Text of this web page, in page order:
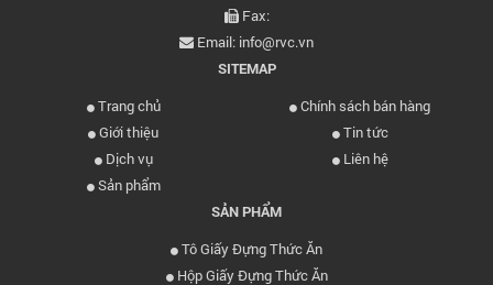
Fax:
Email: info@rvc.vn
SITEMAP
Trang chủ
Chính sách bán hàng
Giới thiệu
Tin tức
Dịch vụ
Liên hệ
Sản phẩm
SẢN PHẨM
Tô Giấy Đựng Thức Ăn
Hộp Giấy Đựng Thức Ăn